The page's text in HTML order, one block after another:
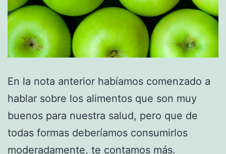
En la nota anterior habíamos comenzado a
hablar sobre los alimentos que son muy
buenos para nuestra salud, pero que de
todas formas deberíamos consumirlos
moderadamente, te contamos más.